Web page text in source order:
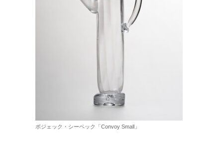
ボジェック・シーペック「Convoy Small」